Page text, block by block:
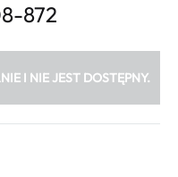
872
I NIE JEST DOSTĘPNY.